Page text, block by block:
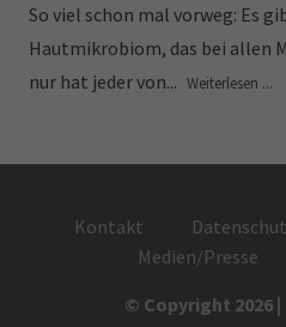
So viel schon mal vorweg: Es
Hautmikrobiom, das bei allen
nur hat jeder von... Weiterlesen ...
Kontakt
Medien/Presse
© Copyright 2026